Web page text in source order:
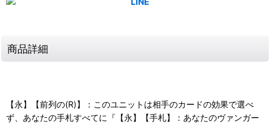
商品詳細
【永】【前列の(R)】：このユニットは相手のカードの効果で選べ
ず、あなたの手札すべてに『【永】【手札】：あなたのヴァンガー